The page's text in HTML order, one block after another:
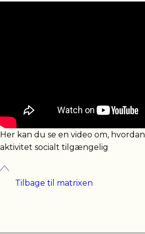
Her kan du se en video om,
aktivitet socialt tilgængelig
Tilbage til matrixen